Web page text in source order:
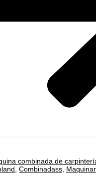
combinada de
Combinadass